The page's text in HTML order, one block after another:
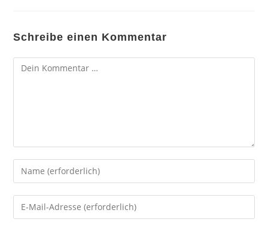
Schreibe einen Kommentar
Kommentar
Gib
deinen
Namen
oder
Gib
deine